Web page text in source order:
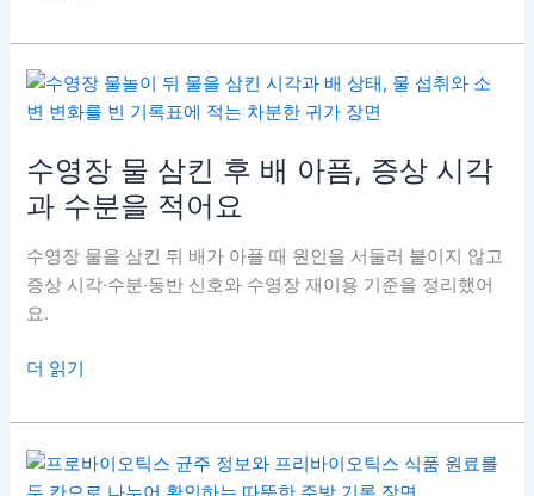
을
붙
여
공
복
커
혈
당,
검
사
일
이
물
인
해
수영장 물 삼킨 후 배 아픔, 증상 시각
과 수분을 적어요
수영장 물을 삼킨 뒤 배가 아플 때 원인을 서둘러 붙이지 않고
증상 시각·수분·동반 신호와 수영장 재이용 기준을 정리했어
요.
수
장
물
삼
더 읽기